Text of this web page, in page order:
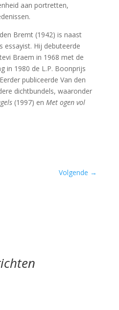
aan portretten,
Bremt (1942) is naast
essayist. Hij debuteerde
Braem in 1968 met de
in 1980 de L.P. Boonprijs
publiceerde Van den
dichtbundels, waaronder
(1997) en Met ogen vol
Volgende →